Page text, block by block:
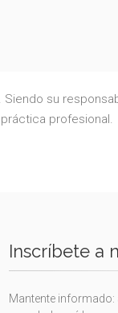
su
profesional.
Inscríbete a
Mantente informado: